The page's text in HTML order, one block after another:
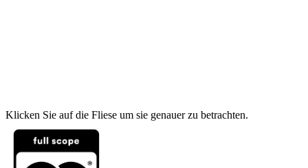
Klicken Sie auf die Fliese um sie genauer zu betrachten.